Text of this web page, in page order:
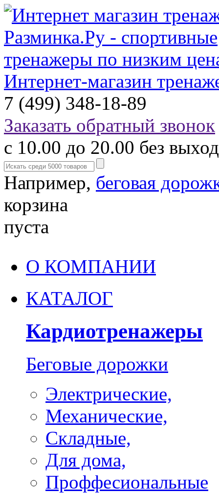
Интернет-магазин
7 (499) 348-18-89
Заказать обратный звонок
с 10.00 до 20.00 без
Например, беговая
корзина
пуста
О КОМПАНИИ
КАТАЛОГ
Кардиотренажеры
Беговые дорожки
Электрические,
Механические,
Складные,
Для дома,
Проффесиональные